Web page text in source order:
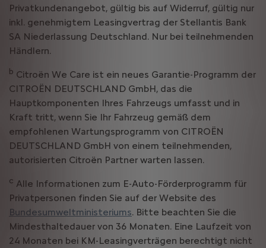
Privatkundenangebot, gültig bis auf Widerruf, gültig nur
inkl. genehmigtem Leasingvertrag der Stellantis Bank
SA Niederlassung Deutschland. Nur bei teilnehmenden
Händlern.
b Citroën We Care ist ein neues Garantie-Programm der
CITROËN DEUTSCHLAND GmbH, das die
Hauptkomponenten Ihres Fahrzeugs umfasst und in
Kraft tritt, wenn Sie Ihr Fahrzeug gemäß dem
empfohlenen Wartungsprogramm von CITROËN
DEUTSCHLAND GmbH von einem teilnehmenden,
autorisierten Citroën Partner warten lassen.
c Alle Informationen zum E-Auto-Förderprogramm für
Privatpersonen finden Sie auf der Website des
Bundesumweltministeriums. Bitte beachten Sie die
Mindesthaltedauer von 36 Monaten. Eine Laufzeit von
24 Monaten bei KM-Leasingverträgen berechtigt nicht